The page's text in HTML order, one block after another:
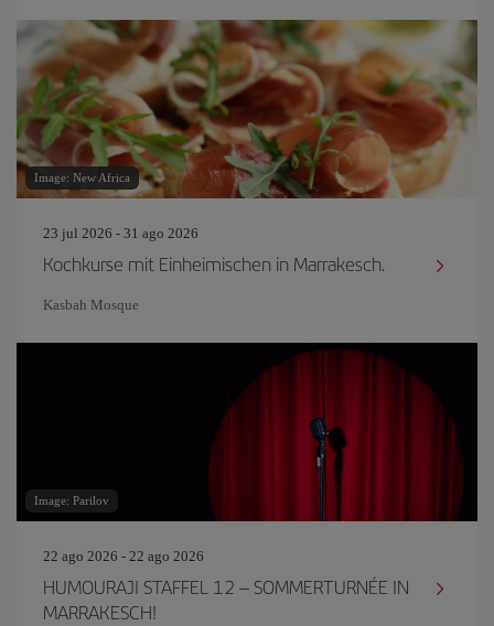
Image: New Africa
23 jul 2026 - 31 ago 2026
Kochkurse mit Einheimischen in Marrakesch.
Kasbah Mosque
Image: Parilov
22 ago 2026 - 22 ago 2026
HUMOURAJI STAFFEL 12 – SOMMERTURNÉE IN
MARRAKESCH!